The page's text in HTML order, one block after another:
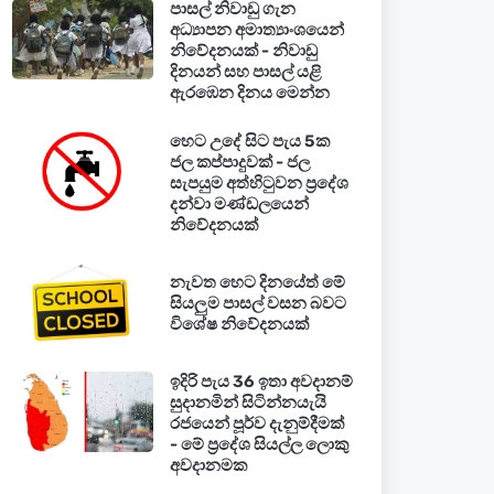
පාසල් නිවාඩු ගැන
අධ්‍යාපන අමාත්‍යාංශයෙන්
නිවේදනයක් - නිවාඩු
දිනයන් සහ පාසල් යළි
ඇරඹෙන දිනය මෙන්න
හෙට උදේ සිට පැය 5ක
ජල කප්පාදුවක් - ජල
සැපයුම අත්හිටුවන ප්‍රදේශ
දන්වා මණ්ඩලයෙන්
නිවේදනයක්
නැවත හෙට දිනයේත් මේ
සියලුම පාසල් වසන බවට
විශේෂ නිවේදනයක්
ඉදිරි පැය 36 ඉතා අවදානම්
සුදානමින් සිටින්නයැයි
රජයෙන් පූර්ව දැනුම්දීමක්
- මේ ප්‍රදේශ සියල්ල ලොකු
අවදානමක